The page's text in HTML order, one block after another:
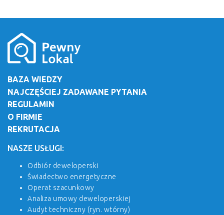
BAZA WIEDZY
NAJCZĘŚCIEJ ZADAWANE PYTANIA
REGULAMIN
O FIRMIE
REKRUTACJA
NASZE USŁUGI:
Odbiór deweloperski
Świadectwo energetyczne
Operat szacunkowy
Analiza umowy deweloperskiej
Audyt techniczny (ryn. wtórny)